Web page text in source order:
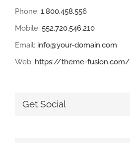
Phone: 1.800.458.556
Mobile: 552.720.546.210
Email: info@your-domain.com
Web: https://theme-fusion.com/
Get Social